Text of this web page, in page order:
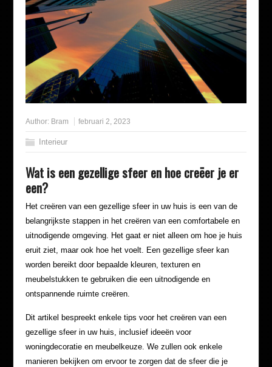
Author: Bram februari 2, 2023
Interieur
Wat is een gezellige sfeer en hoe creëer je er
een?
Het creëren van een gezellige sfeer in uw huis is een van de
belangrijkste stappen in het creëren van een comfortabele en
uitnodigende omgeving. Het gaat er niet alleen om hoe je huis
eruit ziet, maar ook hoe het voelt. Een gezellige sfeer kan
worden bereikt door bepaalde kleuren, texturen en
meubelstukken te gebruiken die een uitnodigende en
ontspannende ruimte creëren.
Dit artikel bespreekt enkele tips voor het creëren van een
gezellige sfeer in uw huis, inclusief ideeën voor
woningdecoratie en meubelkeuze. We zullen ook enkele
manieren bekijken om ervoor te zorgen dat de sfeer die je